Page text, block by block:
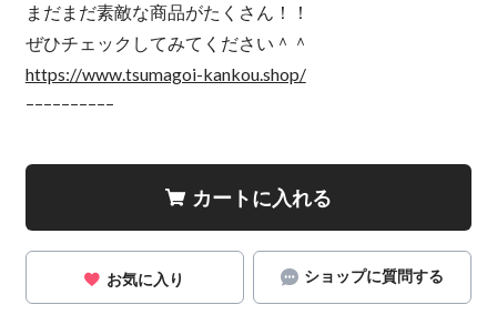
まだまだ素敵な商品がたくさん！！
ぜひチェックしてみてください＾＾
https://www.tsumagoi-kankou.shop/
ｰｰｰｰｰｰｰｰｰｰ
カートに入れる
お気に入り ショップに質問する